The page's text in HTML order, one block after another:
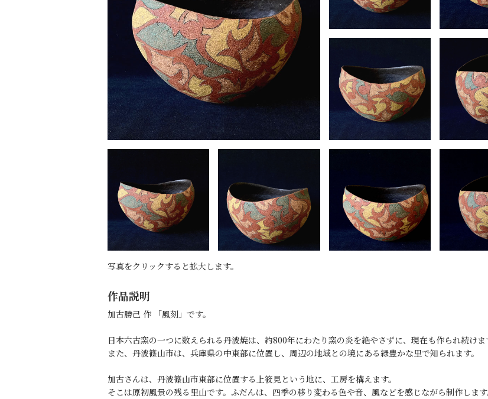
写真をクリックすると拡大します。
作品説明
加古勝己 作 「風刻」です。
日本六古窯の一つに数えられる丹波焼は、約800年にわたり窯の炎を絶やさずに、現在も作られ続けま
また、丹波篠山市は、兵庫県の中東部に位置し、周辺の地域との境にある緑豊かな里で知られます。
加古さんは、丹波篠山市東部に位置する上筱見という地に、工房を構えます。
そこは原初風景の残る里山です。ふだんは、四季の移り変わる色や音、風などを感じながら制作します